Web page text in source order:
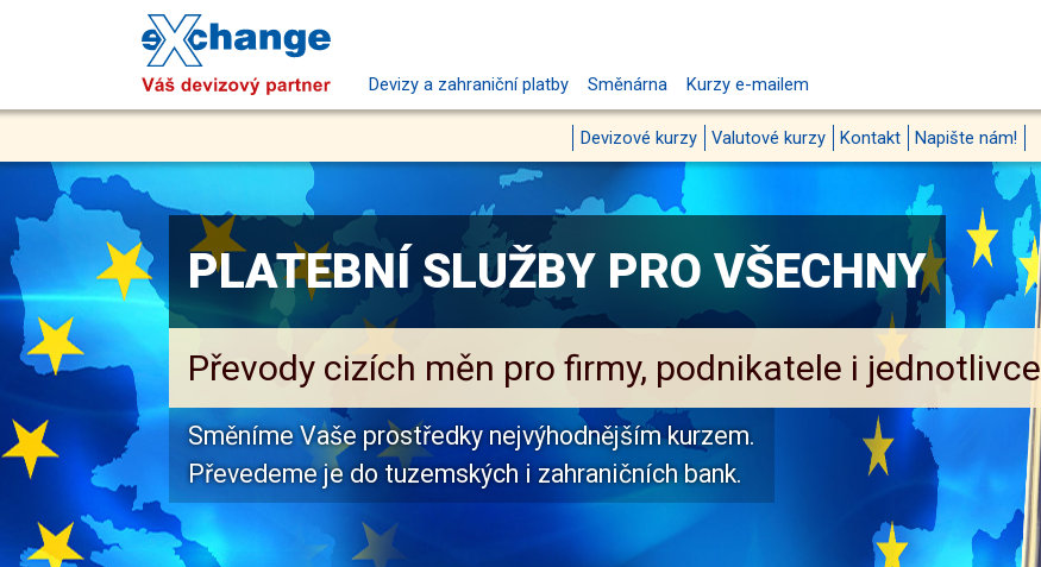
Devizy a zahraniční platby Směnárna Kurzy e-mailem
Devizové kurzy Valutové kurzy Kontakt Napište nám!
PLATEBNÍ SLUŽBY PRO VŠECHNY
Převody cizích měn pro firmy, podnikatele i jednotlivce
Směníme Vaše prostředky nejvýhodnějším kurzem.
Převedeme je do tuzemských i zahraničních bank.